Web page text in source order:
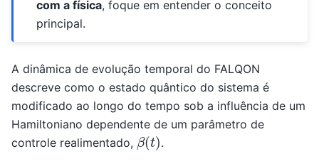
com a física, foque em entender o conceito
principal.
A dinâmica de evolução temporal do FALQON
descreve como o estado quântico do sistema é
modificado ao longo do tempo sob a influência de um
Hamiltoniano dependente de um parâmetro de
controle realimentado, β(t).